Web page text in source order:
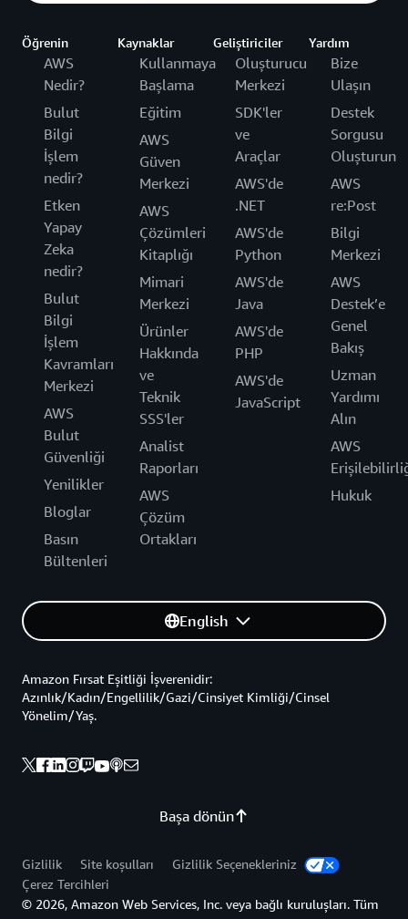
Öğrenin
AWS
Nedir?
Bulut
Bilgi
İşlem
nedir?
Etken
Yapay
Zeka
nedir?
Bulut
Bilgi
İşlem
Kavramları
Merkezi
AWS
Bulut
Güvenliği
Yenilikler
Bloglar
Basın
Bültenleri
Kaynaklar
Kullanmaya
Başlama
Eğitim
AWS
Güven
Merkezi
AWS
Çözümleri
Kitaplığı
Mimari
Merkezi
Ürünler
Hakkında
ve
Teknik
SSS'ler
Analist
Raporları
AWS
Çözüm
Ortakları
Geliştiriciler
Oluşturucu
Merkezi
SDK'ler
ve
Araçlar
AWS'de
.NET
AWS'de
Python
AWS'de
Java
AWS'de
PHP
AWS'de
JavaScript
Yardım
Bize
Ulaşın
Destek
Sorgusu
Oluşturun
AWS
re:Post
Bilgi
Merkezi
AWS
Destek’e
Genel
Bakış
Uzman
Yardımı
Alın
AWS
Hukuk
English
Başa dönün
Amazon Fırsat Eşitliği İşverenidir:
Azınlık/Kadın/Engellilik/Gazi/Cinsiyet Kimliği/Cinsel
Yönelim/Yaş.
Gizlilik Site koşulları
Gizlilik Seçenekleriniz
Çerez Tercihleri
© 2026, Amazon Web Services, Inc. veya bağlı kuruluşları. Tüm